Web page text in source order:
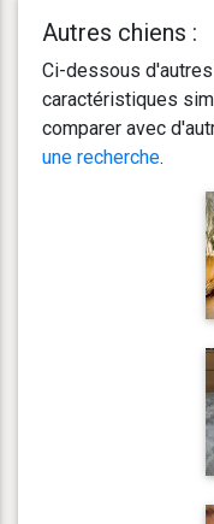
Autres chiens :
Ci-dessous
caractéristiques
comparer avec
une recherche.